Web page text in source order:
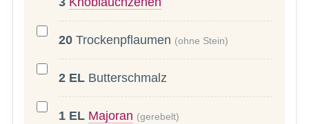
20 Trockenpflaumen (ohne Stein)
2 EL Butterschmalz
1 EL Majoran (gerebelt)